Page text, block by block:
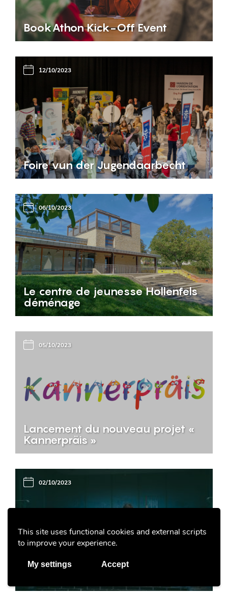
This site uses functional cookies and external scripts
to improve your experience.
My settings Accept
BookAthon Kick-Off Event
12/10/2023
Foire vun der Jugendaarbecht
06/10/2023
Le centre de jeunesse Hollenfels
déménage
05/10/2023
Lancement du nouveau projet «
Kannerpräis »
02/10/2023
BEE SECURE
Les challenges, des défis risqués